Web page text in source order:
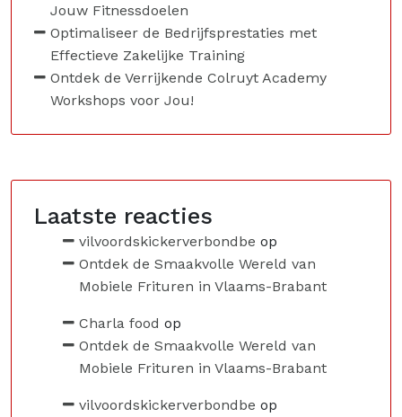
Jouw Fitnessdoelen
Optimaliseer de Bedrijfsprestaties met
Effectieve Zakelijke Training
Ontdek de Verrijkende Colruyt Academy
Workshops voor Jou!
Laatste reacties
vilvoordskickerverbondbe op
Ontdek de Smaakvolle Wereld van
Mobiele Frituren in Vlaams-Brabant
Charla food op
Ontdek de Smaakvolle Wereld van
Mobiele Frituren in Vlaams-Brabant
vilvoordskickerverbondbe op